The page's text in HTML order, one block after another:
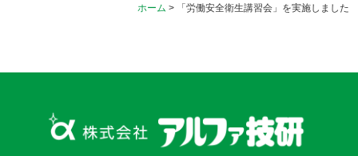
ホーム > 「労働安全衛生講習会」を実施しました